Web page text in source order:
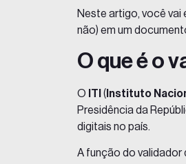
Neste artigo, você vai
não) em um
O que é o
O ITI ( Instituto
Presidência da
digitais no país.
A função do validador